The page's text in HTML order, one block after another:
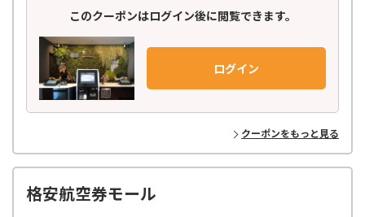
このクーポンはログイン後に閲覧できます。
ログイン
クーポンをもっと見る
格安航空券モール